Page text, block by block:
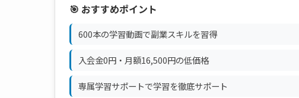
🎯 おすすめポイント
600本の学習動画で副業スキルを習得
入会金0円・月額16,500円の低価格
専属学習サポートで学習を徹底サポート